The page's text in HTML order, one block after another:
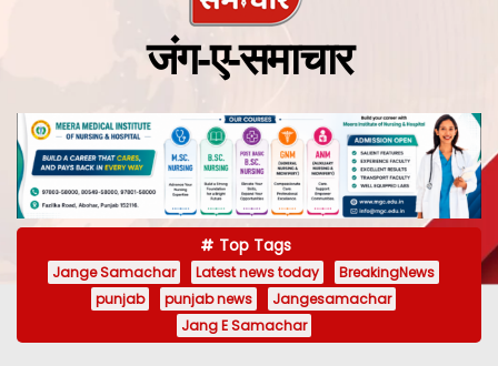
जंग-ए-समाचार
Top Tags
Jange Samachar Latest news today
BreakingNews
punjab
punjab news
Jangesamachar
Jang E Samachar